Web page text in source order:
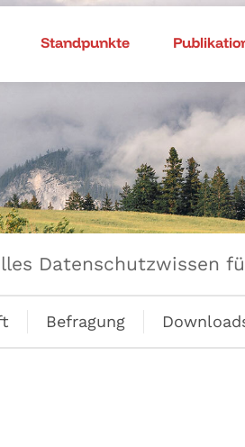
Standpunkte
Datenschutzwissen
Befragung